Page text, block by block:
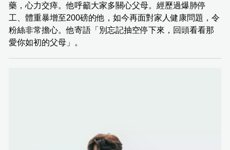
藥，心力交瘁。他呼籲大家多關心父母。經歷過爆肺停
工、體重暴增至200磅的他，如今再面對家人健康問題，令
粉絲非常擔心。他寄語「別忘記抽空停下來，回頭看看那
愛你如初的父母」。